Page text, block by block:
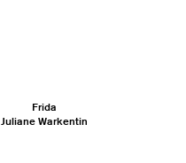
Frida
Juliane Warkentin